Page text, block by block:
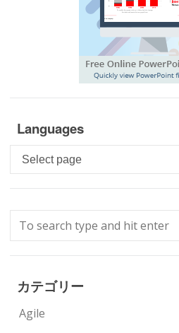
Languages
Languages
カテゴリー
Agile